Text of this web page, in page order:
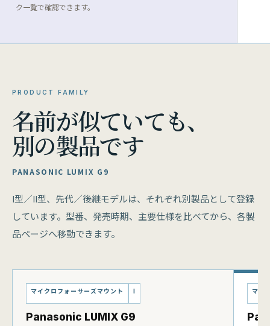
ク一覧で確認できます。
PRODUCT FAMILY
名前が似ていても、
別の製品です
PANASONIC LUMIX G9
I型／II型、先代／後継モデルは、それぞれ別製品として登録
しています。型番、発売時期、主要仕様を比べてから、各製
品ページへ移動できます。
マイクロフォーサーズマウント I
Panasonic LUMIX G9
マイ